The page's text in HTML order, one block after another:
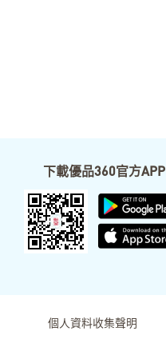
下載優品360官方APP
個人資料收集聲明